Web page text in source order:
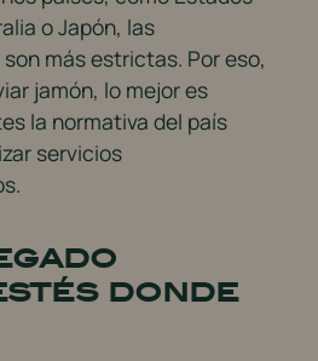
o Japón, las
más estrictas. Por eso,
jamón, lo mejor es
la normativa del país
servicios
donde